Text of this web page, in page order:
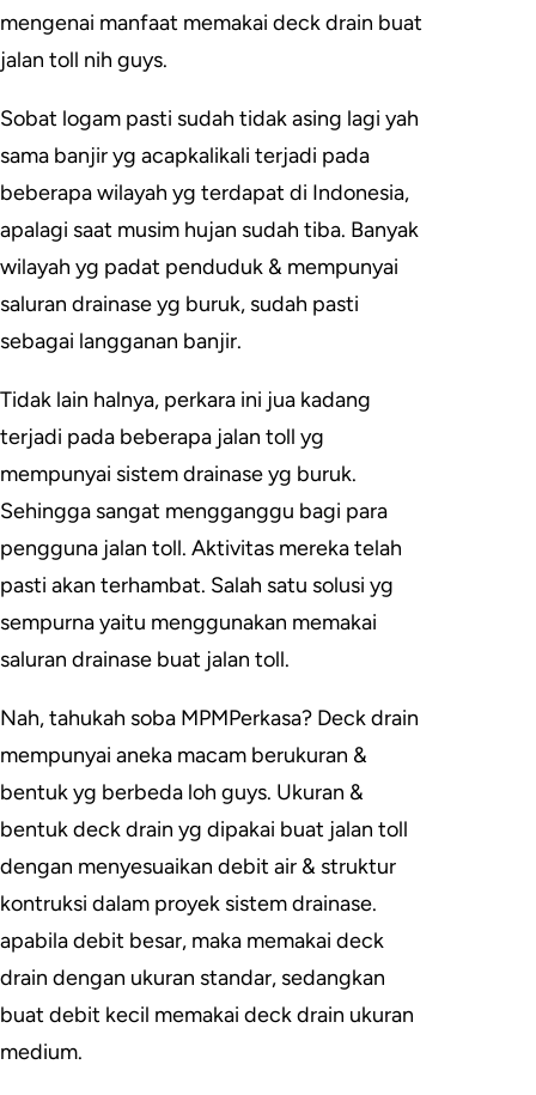
mengenai manfaat memakai deck drain buat
jalan toll nih guys.
Sobat logam pasti sudah tidak asing lagi yah
sama banjir yg acapkalikali terjadi pada
beberapa wilayah yg terdapat di Indonesia,
apalagi saat musim hujan sudah tiba. Banyak
wilayah yg padat penduduk & mempunyai
saluran drainase yg buruk, sudah pasti
sebagai langganan banjir.
Tidak lain halnya, perkara ini jua kadang
terjadi pada beberapa jalan toll yg
mempunyai sistem drainase yg buruk.
Sehingga sangat mengganggu bagi para
pengguna jalan toll. Aktivitas mereka telah
pasti akan terhambat. Salah satu solusi yg
sempurna yaitu menggunakan memakai
saluran drainase buat jalan toll.
Nah, tahukah soba MPMPerkasa? Deck drain
mempunyai aneka macam berukuran &
bentuk yg berbeda loh guys. Ukuran &
bentuk deck drain yg dipakai buat jalan toll
dengan menyesuaikan debit air & struktur
kontruksi dalam proyek sistem drainase.
apabila debit besar, maka memakai deck
drain dengan ukuran standar, sedangkan
buat debit kecil memakai deck drain ukuran
medium.